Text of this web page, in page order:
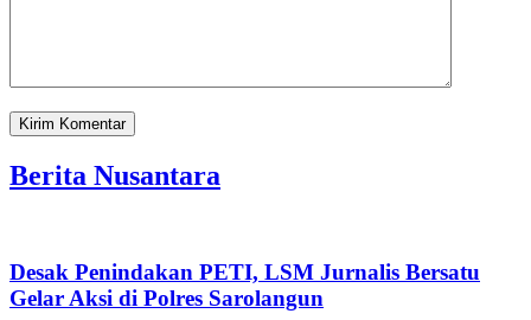
Berita Nusantara
Desak Penindakan PETI, LSM Jurnalis Bersatu
Gelar Aksi di Polres Sarolangun